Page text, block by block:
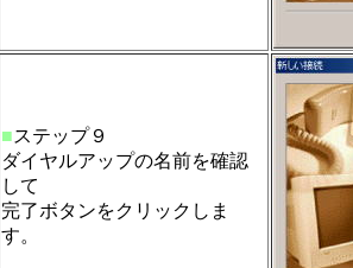
■ステップ９
ダイヤルアップの名前を確認
して
完了ボタンをクリックしま
す。